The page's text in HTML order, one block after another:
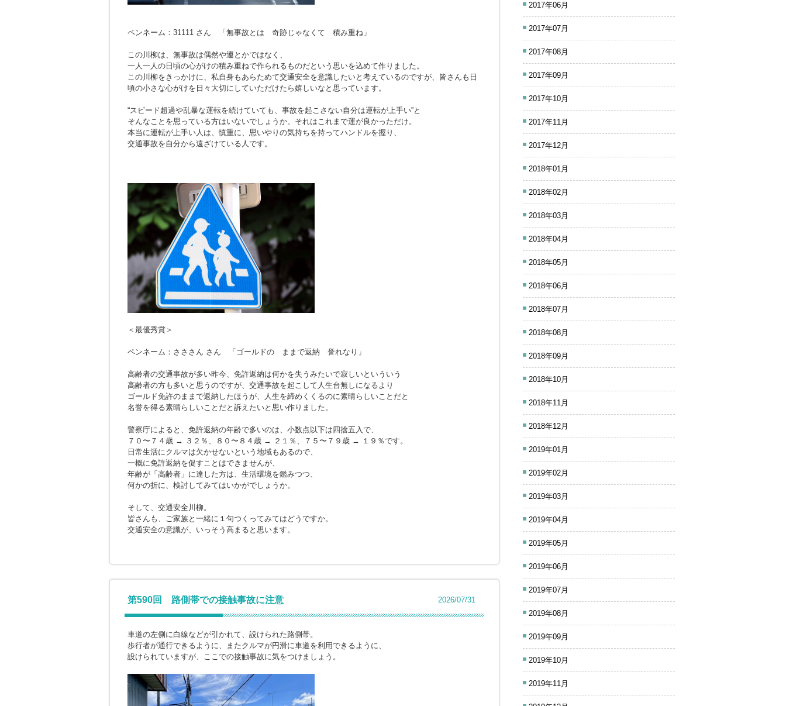
ペンネーム：31111 さん 「無事故とは 奇跡じゃなくて 積み重ね」
この川柳は、無事故は偶然や運とかではなく、
一人一人の日頃の心がけの積み重ねで作られるものだという思いを込めて作りました。
この川柳をきっかけに、私自身もあらためて交通安全を意識したいと考えているのですが、皆さんも日
頃の小さな心がけを日々大切にしていただけたら嬉しいなと思っています。
“スピード超過や乱暴な運転を続けていても、事故を起こさない自分は運転が上手い”と
そんなことを思っている方はいないでしょうか。それはこれまで運が良かっただけ。
本当に運転が上手い人は、慎重に、思いやりの気持ちを持ってハンドルを握り、
交通事故を自分から遠ざけている人です。
＜最優秀賞＞
ペンネーム：さささん さん 「ゴールドの ままで返納 誉れなり」
高齢者の交通事故が多い昨今、免許返納は何かを失うみたいで寂しいといういう
高齢者の方も多いと思うのですが、交通事故を起こして人生台無しになるより
ゴールド免許のままで返納したほうが、人生を締めくくるのに素晴らしいことだと
名誉を得る素晴らしいことだと訴えたいと思い作りました。
警察庁によると、免許返納の年齢で多いのは、小数点以下は四捨五入で、
７０〜７４歳 → ３２％、８０〜８４歳 → ２１％、７５〜７９歳 → １９％です。
日常生活にクルマは欠かせないという地域もあるので、
一概に免許返納を促すことはできませんが、
年齢が「高齢者」に達した方は、生活環境を鑑みつつ、
何かの折に、検討してみてはいかがでしょうか。
そして、交通安全川柳。
皆さんも、ご家族と一緒に１句つくってみてはどうですか。
交通安全の意識が、いっそう高まると思います。
第590回 路側帯での接触事故に注意 2026/07/31
車道の左側に白線などが引かれて、設けられた路側帯。
歩行者が通行できるように、またクルマが円滑に車道を利用できるように、
設けられていますが、ここでの接触事故に気をつけましょう。
2017年06月
2017年07月
2017年08月
2017年09月
2017年10月
2017年11月
2017年12月
2018年01月
2018年02月
2018年03月
2018年04月
2018年05月
2018年06月
2018年07月
2018年08月
2018年09月
2018年10月
2018年11月
2018年12月
2019年01月
2019年02月
2019年03月
2019年04月
2019年05月
2019年06月
2019年07月
2019年08月
2019年09月
2019年10月
2019年11月